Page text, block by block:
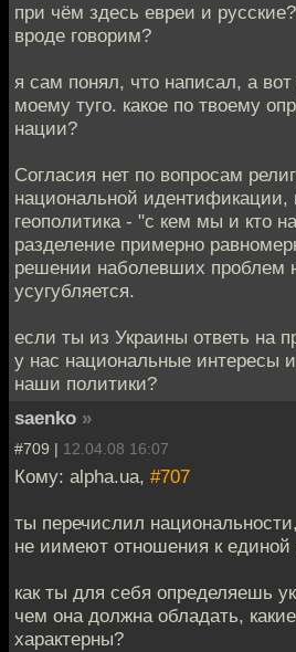
при чём здесь евреи и
вроде говорим?
я сам понял, что написал, а
моему туго. какое по твоему
нации?
Согласия нет по вопросам
национальной идентификации,
геополитика - "с кем мы и кто
разделение примерно
решении наболевших проблем
усугубляется.
если ты из Украины ответь на
у нас национальные интересы
наши политики?
saenko »
#709 | 12.04.08 16:07
Кому: alpha.ua, #707
ты перечислил
не иимеют отношения к единой
как ты для себя определяешь
чем она должна обладать,
характерны?